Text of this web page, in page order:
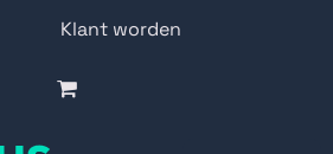
Klant worden